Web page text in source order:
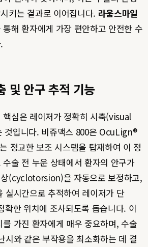
키는 결과로 이어집니다. 라움스마일
통해 환자에게 가장 편안하고 안전한 수
및 안구 추적 기능
핵심은 레이저가 정확히 시축(visual
것입니다. 비쥬맥스 800은 OcuLign®
정교한 보조 시스템을 탑재하여 이 정
술 전 누운 상태에서 환자의 안구가
(cyclotorsion)을 자동으로 보정하고,
실시간으로 추적하여 레이저가 단
한 위치에 조사되도록 돕습니다. 이
가진 환자에게 매우 중요하며, 수술
시와 같은 부작용을 최소화하는 데 결